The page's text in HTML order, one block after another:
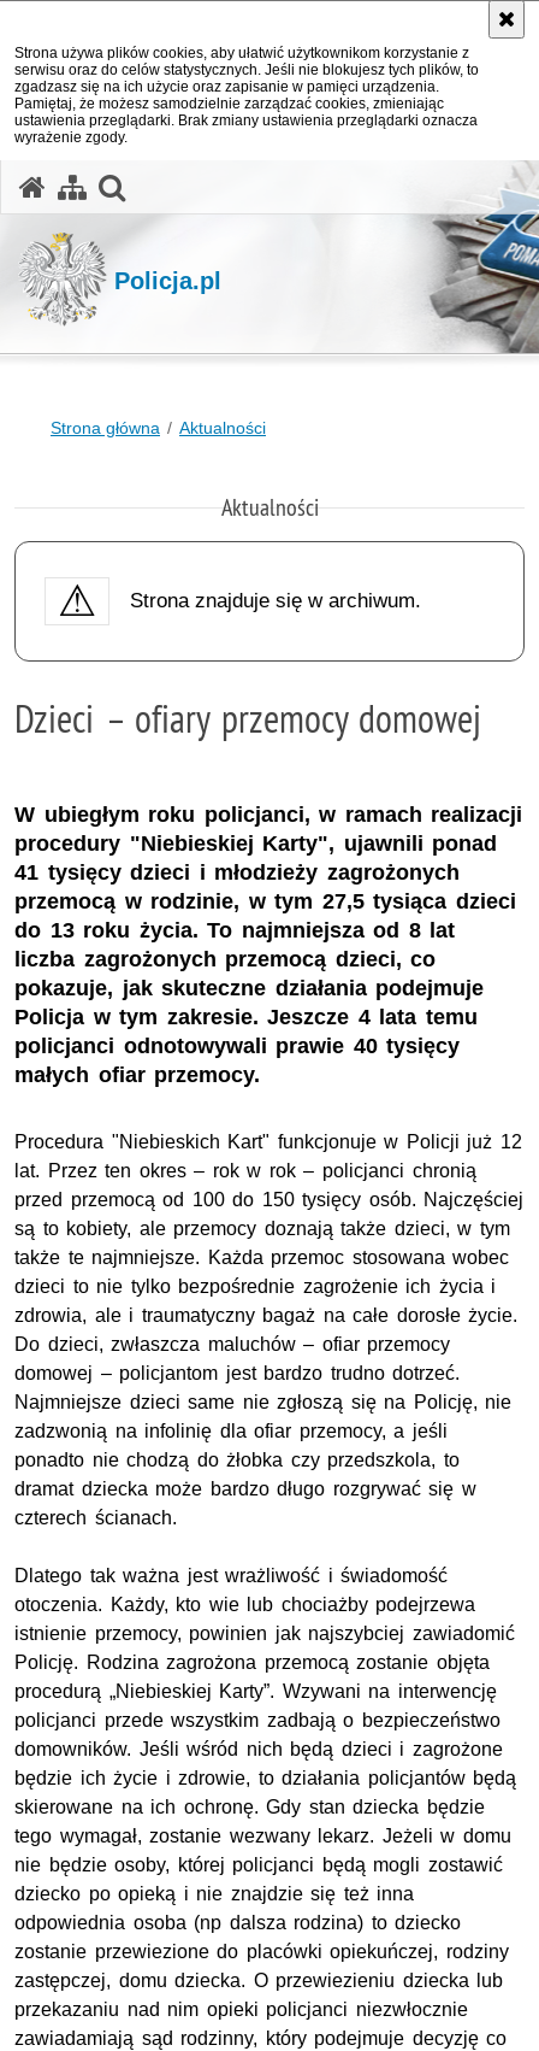
Strona używa plików cookies, aby ułatwić użytkownikom korzystanie z
serwisu oraz do celów statystycznych. Jeśli nie blokujesz tych plików, to
zgadzasz się na ich użycie oraz zapisanie w pamięci urządzenia.
Pamiętaj, że możesz samodzielnie zarządzać cookies, zmieniając
ustawienia przeglądarki. Brak zmiany ustawienia przeglądarki oznacza
wyrażenie zgody.
Policja.pl
Strona główna Aktualności
Aktualności
Strona znajduje się w archiwum.
Dzieci – ofiary przemocy domowej
W ubiegłym roku policjanci, w ramach realizacji
procedury "Niebieskiej Karty", ujawnili ponad
41 tysięcy dzieci i młodzieży zagrożonych
przemocą w rodzinie, w tym 27,5 tysiąca dzieci
do 13 roku życia. To najmniejsza od 8 lat
liczba zagrożonych przemocą dzieci, co
pokazuje, jak skuteczne działania podejmuje
Policja w tym zakresie. Jeszcze 4 lata temu
policjanci odnotowywali prawie 40 tysięcy
małych ofiar przemocy.
Procedura "Niebieskich Kart" funkcjonuje w Policji już 12
lat. Przez ten okres – rok w rok – policjanci chronią
przed przemocą od 100 do 150 tysięcy osób. Najczęściej
są to kobiety, ale przemocy doznają także dzieci, w tym
także te najmniejsze. Każda przemoc stosowana wobec
dzieci to nie tylko bezpośrednie zagrożenie ich życia i
zdrowia, ale i traumatyczny bagaż na całe dorosłe życie.
Do dzieci, zwłaszcza maluchów – ofiar przemocy
domowej – policjantom jest bardzo trudno dotrzeć.
Najmniejsze dzieci same nie zgłoszą się na Policję, nie
zadzwonią na infolinię dla ofiar przemocy, a jeśli
ponadto nie chodzą do żłobka czy przedszkola, to
dramat dziecka może bardzo długo rozgrywać się w
czterech ścianach.
Dlatego tak ważna jest wrażliwość i świadomość
otoczenia. Każdy, kto wie lub chociażby podejrzewa
istnienie przemocy, powinien jak najszybciej zawiadomić
Policję. Rodzina zagrożona przemocą zostanie objęta
procedurą „Niebieskiej Karty”. Wzywani na interwencję
policjanci przede wszystkim zadbają o bezpieczeństwo
domowników. Jeśli wśród nich będą dzieci i zagrożone
będzie ich życie i zdrowie, to działania policjantów będą
skierowane na ich ochronę. Gdy stan dziecka będzie
tego wymagał, zostanie wezwany lekarz. Jeżeli w domu
nie będzie osoby, której policjanci będą mogli zostawić
dziecko po opieką i nie znajdzie się też inna
odpowiednia osoba (np dalsza rodzina) to dziecko
zostanie przewiezione do placówki opiekuńczej, rodziny
zastępczej, domu dziecka. O przewiezieniu dziecka lub
przekazaniu nad nim opieki policjanci niezwłocznie
zawiadamiają sąd rodzinny, który podejmuje decyzję co